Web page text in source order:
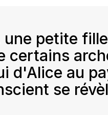
petite
certains
d'Alice au
se